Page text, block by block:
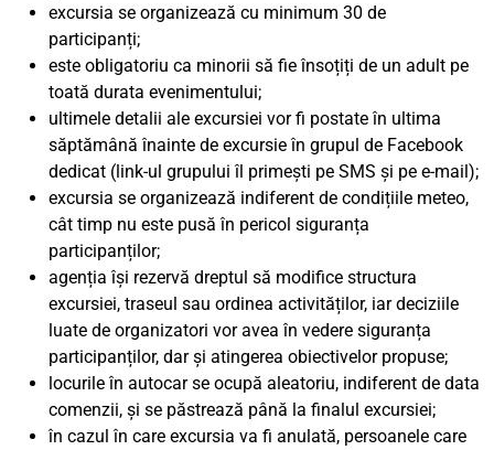
excursia se organizează cu minimum 30 de
participanți;
este obligatoriu ca minorii să fie însoțiți de un adult pe
toată durata evenimentului;
ultimele detalii ale excursiei vor fi postate în ultima
săptămână înainte de excursie în grupul de Facebook
dedicat (link-ul grupului îl primești pe SMS și pe e-mail);
excursia se organizează indiferent de condițiile meteo,
cât timp nu este pusă în pericol siguranța
participanților;
agenția își rezervă dreptul să modifice structura
excursiei, traseul sau ordinea activităților, iar deciziile
luate de organizatori vor avea în vedere siguranța
participanților, dar și atingerea obiectivelor propuse;
locurile în autocar se ocupă aleatoriu, indiferent de data
comenzii, și se păstrează până la finalul excursiei;
în cazul în care excursia va fi anulată, persoanele care